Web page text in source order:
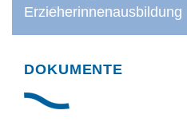
LRA-
Vermessungsamt ©
Straßenwärter
Erzieherinnenausbildung
Frau Schenderlein
DOKUMENTE